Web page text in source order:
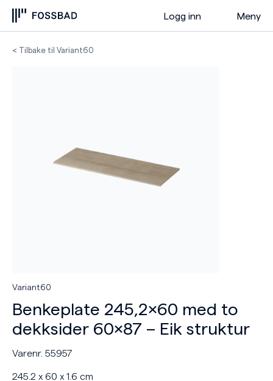
Logg inn Meny
< Tilbake til Variant60
Variant60
Benkeplate 245,2×60 med to
dekksider 60×87 – Eik struktur
Varenr. 55957
245.2 x 60 x 1.6 cm